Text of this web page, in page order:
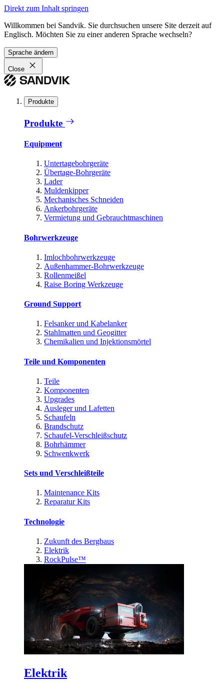
Direkt zum Inhalt springen
Willkommen bei Sandvik. Sie durchsuchen unsere Site derzeit auf
Englisch. Möchten Sie zu einer anderen Sprache wechseln?
Sprache ändern
Close
Produkte
Produkte
Equipment
Untertagebohrgeräte
Übertage-Bohrgeräte
Lader
Muldenkipper
Mechanisches Schneiden
Ankerbohrgeräte
Vermietung und Gebrauchtmaschinen
Bohrwerkzeuge
Imlochbohrwerkzeuge
Außenhammer-Bohrwerkzeuge
Rollenmeißel
Raise Boring Werkzeuge
Ground Support
Felsanker und Kabelanker
Stahlmatten und Geogitter
Chemikalien und Injektionsmörtel
Teile und Komponenten
Teile
Komponenten
Upgrades
Ausleger und Lafetten
Schaufeln
Brandschutz
Schaufel-Verschleißschutz
Bohrhämmer
Schwenkwerk
Sets und Verschleißteile
Maintenance Kits
Reparatur Kits
Technologie
Zukunft des Bergbaus
Elektrik
RockPulse™
Elektrik